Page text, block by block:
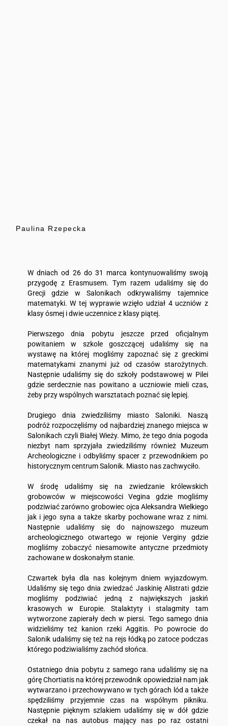
Paulina Rzepecka
W dniach od 26 do 31 marca kontynuowaliśmy swoją
przygodę z Erasmusem. Tym razem udaliśmy się do
Grecji gdzie w Salonikach odkrywaliśmy tajemnice
matematyki. W tej wyprawie wzięło udział 4 uczniów z
klasy ósmej i dwie uczennice z klasy piątej.
Pierwszego dnia pobytu jeszcze przed oficjalnym
powitaniem w szkole goszczącej udaliśmy się na
wystawę na której mogliśmy zapoznać się z greckimi
matematykami znanymi już od czasów starożytnych.
Następnie udaliśmy się do szkoły podstawowej w Pilei
gdzie serdecznie nas powitano a uczniowie mieli czas,
żeby przy wspólnych warsztatach poznać się lepiej.
Drugiego dnia zwiedziliśmy miasto Saloniki. Naszą
podróż rozpoczęliśmy od najbardziej znanego miejsca w
Salonikach czyli Białej Wieży. Mimo, że tego dnia pogoda
niezbyt nam sprzyjała zwiedziliśmy również Muzeum
Archeologiczne i odbyliśmy spacer z przewodnikiem po
historycznym centrum Salonik. Miasto nas zachwyciło.
W środę udaliśmy się na zwiedzanie królewskich
grobowców w miejscowości Vegina gdzie mogliśmy
podziwiać zarówno grobowiec ojca Aleksandra Wielkiego
jak i jego syna a także skarby pochowane wraz z nimi.
Następnie udaliśmy się do najnowszego muzeum
archeologicznego otwartego w rejonie Verginy gdzie
mogliśmy zobaczyć niesamowite antyczne przedmioty
zachowane w doskonałym stanie.
Czwartek była dla nas kolejnym dniem wyjazdowym.
Udaliśmy się tego dnia zwiedzać Jaskinię Alistrati gdzie
mogliśmy podziwiać jedną z największych jaskiń
krasowych w Europie. Stalaktyty i stalagmity tam
wytworzone zapierały dech w piersi. Tego samego dnia
widzieliśmy też kanion rzeki Aggitis. Po powrocie do
Salonik udaliśmy się też na rejs łódką po zatoce podczas
którego podziwialiśmy zachód słońca.
Ostatniego dnia pobytu z samego rana udaliśmy się na
górę Chortiatis na której przewodnik opowiedział nam jak
wytwarzano i przechowywano w tych górach lód a także
spędziliśmy przyjemnie czas na wspólnym pikniku.
Następnie pięknym szlakiem udaliśmy się w dół gdzie
czekał na nas autobus mający nas po raz ostatni